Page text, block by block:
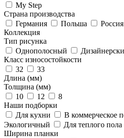
My Step
Страна производства
Германия
Польша
Россия
Коллекция
Тип рисунка
Однополосный
Класс износостойкости
32
33
Длина (мм)
Толщина (мм)
10
12
8
Наши подборки
Для кухни
В коммерческое
Экологичный
Для теплого пола
Ширина планки